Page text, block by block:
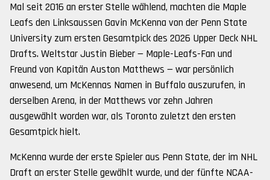
Mal seit 2016 an erster Stelle wählend, machten die Maple
Leafs den Linksaussen Gavin McKenna von der Penn State
University zum ersten Gesamtpick des 2026 Upper Deck NHL
Drafts. Weltstar Justin Bieber — Maple-Leafs-Fan und
Freund von Kapitän Auston Matthews — war persönlich
anwesend, um McKennas Namen in Buffalo auszurufen, in
derselben Arena, in der Matthews vor zehn Jahren
ausgewählt worden war, als Toronto zuletzt den ersten
Gesamtpick hielt.
McKenna wurde der erste Spieler aus Penn State, der im NHL
Draft an erster Stelle gewählt wurde, und der fünfte NCAA-